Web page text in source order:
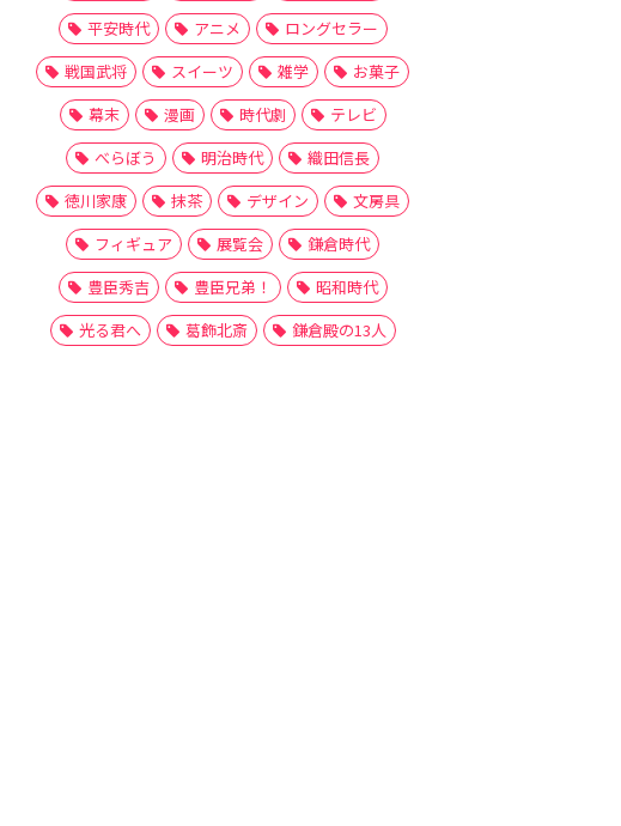
平安時代
アニメ
ロングセラー
戦国武将
スイーツ 雑学
お菓子
幕末
漫画 時代劇
テレビ
べらぼう
明治時代
織田信長
徳川家康
抹茶 デザイン
文房具
フィギュア
展覧会
鎌倉時代
豊臣秀吉
豊臣兄弟！
昭和時代
光る君へ
葛飾北斎 鎌倉殿の13人